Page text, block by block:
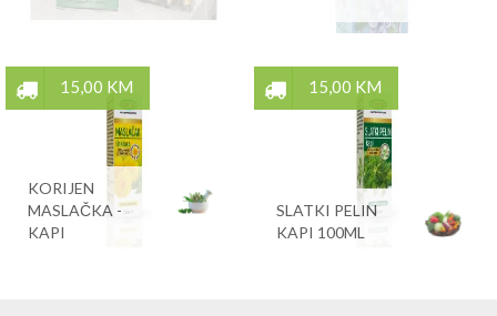
15,00 KM
KORIJEN
MASLAČKA -
KAPI
15,00 KM
SLATKI PELIN
KAPI 100ML